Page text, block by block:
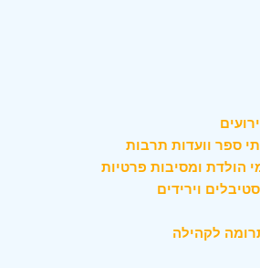
ספר וועדות תרבות
הולדת ומסיבות פרטיות
וירידים
לקהילה